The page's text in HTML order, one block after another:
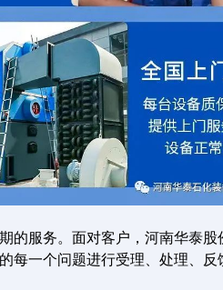
的服务。面对客户，河南华泰
一个问题进行受理、处理、反